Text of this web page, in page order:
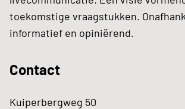
toekomstige vraagstukken.
informatief en opiniërend.
Contact
Kuiperbergweg 50